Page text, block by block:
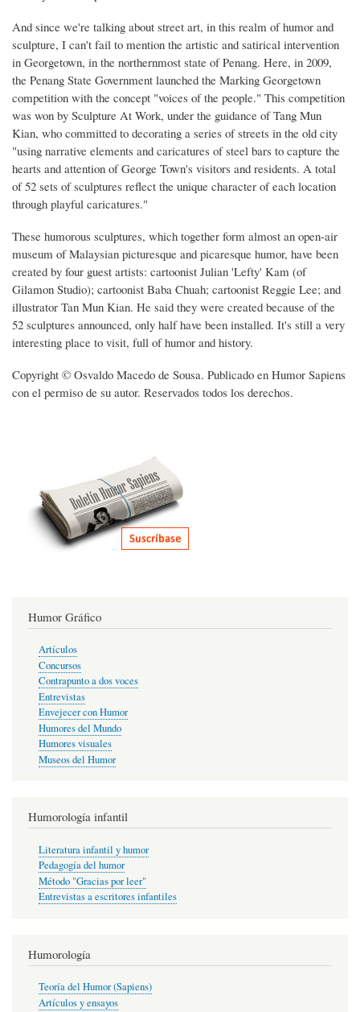
And since we're talking about street art, in this realm of humor and
sculpture, I can't fail to mention the artistic and satirical intervention
in Georgetown, in the northernmost state of Penang. Here, in 2009,
the Penang State Government launched the Marking Georgetown
competition with the concept "voices of the people." This competition
was won by Sculpture At Work, under the guidance of Tang Mun
Kian, who committed to decorating a series of streets in the old city
"using narrative elements and caricatures of steel bars to capture the
hearts and attention of George Town's visitors and residents. A total
of 52 sets of sculptures reflect the unique character of each location
through playful caricatures."
These humorous sculptures, which together form almost an open-air
museum of Malaysian picturesque and picaresque humor, have been
created by four guest artists: cartoonist Julian 'Lefty' Kam (of
Gilamon Studio); cartoonist Baba Chuah; cartoonist Reggie Lee; and
illustrator Tan Mun Kian. He said they were created because of the
52 sculptures announced, only half have been installed. It's still a very
interesting place to visit, full of humor and history.
Copyright © Osvaldo Macedo de Sousa. Publicado en Humor Sapiens
con el permiso de su autor. Reservados todos los derechos.
Humor Gráfico
Artículos
Concursos
Contrapunto a dos voces
Entrevistas
Envejecer con Humor
Humores del Mundo
Humores visuales
Museos del Humor
Humorología infantil
Literatura infantil y humor
Pedagogía del humor
Método "Gracias por leer"
Entrevistas a escritores infantiles
Humorología
Teoría del Humor (Sapiens)
Artículos y ensayos